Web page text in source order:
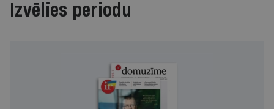
Izvēlies periodu